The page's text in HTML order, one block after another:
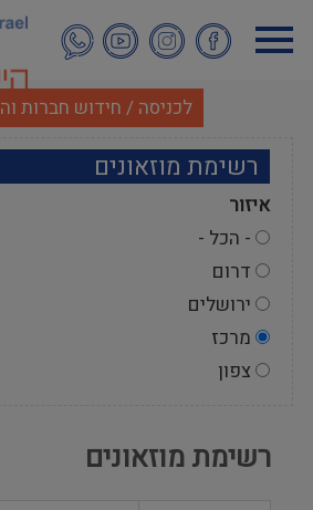
לתוכן
העיקרי
לכניסה / חידוש חברות
רשימת מוזאונים
איזור
- הכל -
דרום
ירושלים
מרכז
צפון
רשימת מוזאונים